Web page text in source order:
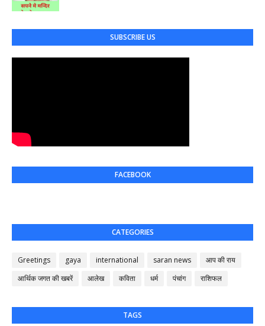
SUBSCRIBE US
FACEBOOK
CATEGORIES
Greetings gaya international saran news
आप की राय
आर्थिक जगत की खबरें
आलेख कविता धर्म पंचांग राशिफल
TAGS